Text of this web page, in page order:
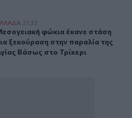
στάση για ξεκούραση στην
21:33
φώκια έκανε στάση
φώκια έκανε στάση
ξεκούραση στην παραλία της
Βάσως στο Τρίκερι